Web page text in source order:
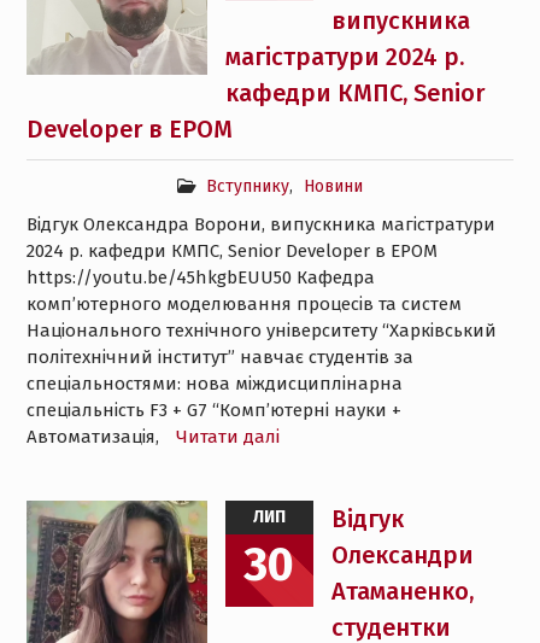
випускника
магістратури 2024 р.
кафедри КМПС, Senior
Developer в ЕPOM
Вступнику, Новини
Відгук Олександра Ворони, випускника магістратури
2024 р. кафедри КМПС, Senior Developer в ЕPOM
https://youtu.be/45hkgbEUU50 Кафедра
комп’ютерного моделювання процесів та систем
Національного технічного університету “Харківський
політехнічний інститут” навчає студентів за
спеціальностями: нова міждисциплінарна
спеціальність F3 + G7 “Комп’ютерні науки +
Автоматизація,
Читати далі
ЛИП
30
Відгук
Олександри
Атаманенко,
студентки